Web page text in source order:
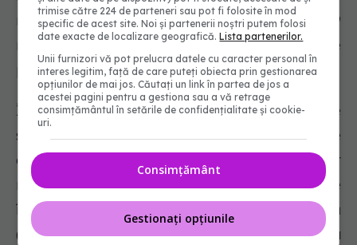
molecular negativ pentru infecția cu COVID-19
nu se mai aplică în cazul minorilor cu vârsta de
până în 10 ani.
În ceea ce privește accesul persoanelor care
sosesc în Republica Elenă din România pe cale
aeriană, acestea trebuie să prezinte un test
negativ pentru COVID-19, prelevat cu 72 ore
înainte de momentul intrării în Republica Elenă
(pentru România, această prevedere se aplica
trimise către 224 de parteneri sau pot fi folosite în mod
specific de acest site. Noi și partenerii noștri putem folosi
date exacte de localizare geografică.Lista partenerilor.
Unii furnizori vă pot prelucra datele cu caracter personal în
interes legitim, față de care puteți obiecta prin gestionarea
opțiunilor de mai jos. Căutați un link în partea de jos a
acestei pagini pentru a gestiona sau a vă retrage
consimțământul în setările de confidențialitate și cookie-
uri.
Consimțământ
Gestionați opțiunile